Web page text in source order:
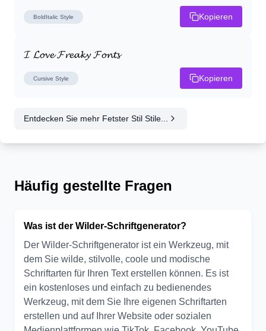
BoldItalic Style Kopieren
𝓘 𝓛𝓸𝓿𝓮 𝓕𝓻𝓮𝓪𝓴𝔂 𝓕𝓸𝓷𝓽𝓼
Cursive Style Kopieren
Entdecken Sie mehr Fetster Stil Stile...
Häufig gestellte Fragen
Was ist der Wilder-Schriftgenerator?
Der Wilder-Schriftgenerator ist ein Werkzeug, mit
dem Sie wilde, stilvolle, coole und modische
Schriftarten für Ihren Text erstellen können. Es ist
ein kostenloses und einfach zu bedienendes
Werkzeug, mit dem Sie Ihre eigenen Schriftarten
erstellen und auf Ihrer Website oder sozialen